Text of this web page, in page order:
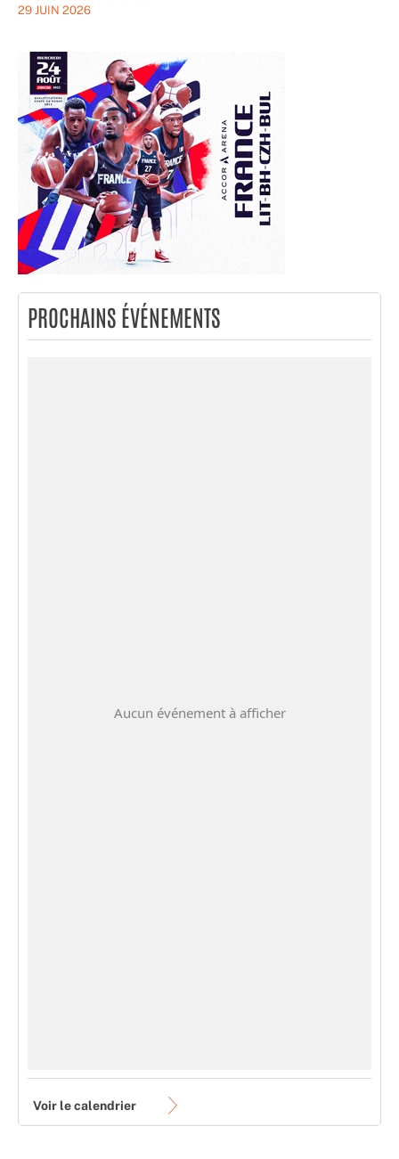
29 JUIN 2026
PROCHAINS ÉVÉNEMENTS
Aucun événement à afficher
Voir le calendrier